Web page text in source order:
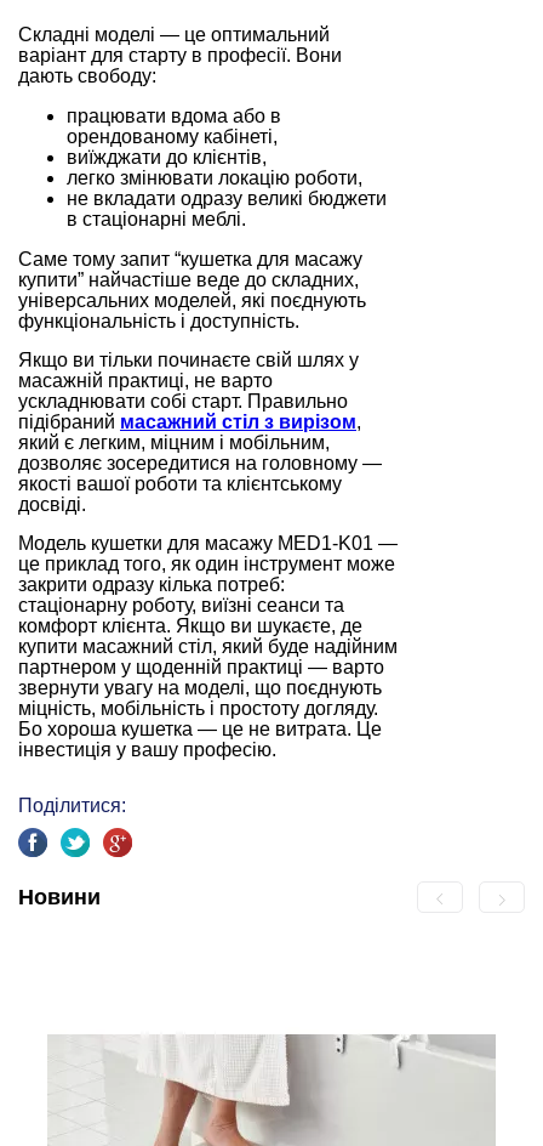
Складні моделі — це оптимальний
варіант для старту в професії. Вони
дають свободу:
працювати вдома або в
орендованому кабінеті,
виїжджати до клієнтів,
легко змінювати локацію роботи,
не вкладати одразу великі бюджети
в стаціонарні меблі.
Саме тому запит “кушетка для масажу
купити” найчастіше веде до складних,
універсальних моделей, які поєднують
функціональність і доступність.
Якщо ви тільки починаєте свій шлях у
масажній практиці, не варто
ускладнювати собі старт. Правильно
підібраний масажний стіл з вирізом,
який є легким, міцним і мобільним,
дозволяє зосередитися на головному —
якості вашої роботи та клієнтському
досвіді.
Модель кушетки для масажу MED1-K01 —
це приклад того, як один інструмент може
закрити одразу кілька потреб:
стаціонарну роботу, виїзні сеанси та
комфорт клієнта. Якщо ви шукаєте, де
купити масажний стіл, який буде надійним
партнером у щоденній практиці — варто
звернути увагу на моделі, що поєднують
міцність, мобільність і простоту догляду.
Бо хороша кушетка — це не витрата. Це
інвестиція у вашу професію.
Поділитися:
Новини